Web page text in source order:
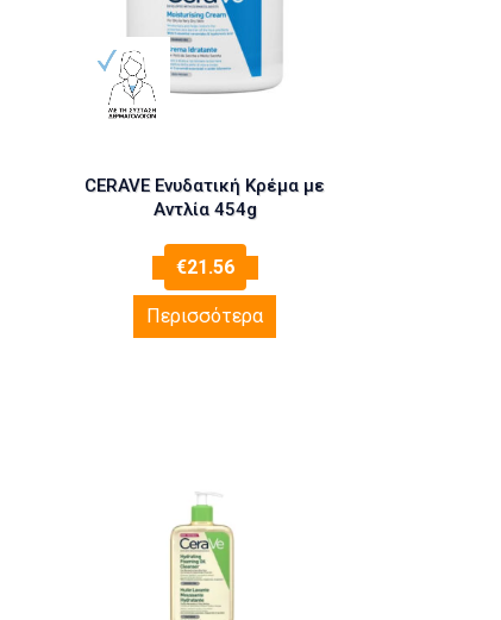
CERAVE Ενυδατική Κρέμα με
Αντλία 454g
€21.56
Περισσότερα